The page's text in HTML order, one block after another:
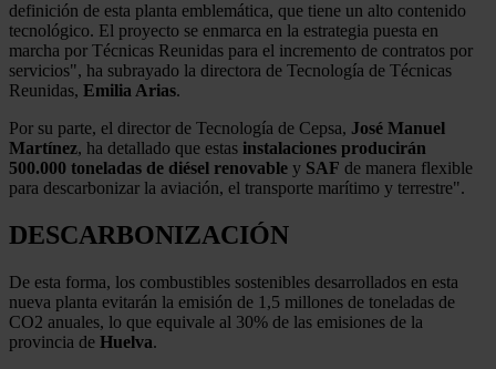
definición de esta planta emblemática, que tiene un alto contenido
tecnológico. El proyecto se enmarca en la estrategia puesta en
marcha por Técnicas Reunidas para el incremento de contratos por
servicios", ha subrayado la directora de Tecnología de Técnicas
Reunidas, Emilia Arias.
Por su parte, el director de Tecnología de Cepsa, José Manuel
Martínez, ha detallado que estas instalaciones producirán
500.000 toneladas de diésel renovable y SAF de manera flexible
para descarbonizar la aviación, el transporte marítimo y terrestre".
DESCARBONIZACIÓN
De esta forma, los combustibles sostenibles desarrollados en esta
nueva planta evitarán la emisión de 1,5 millones de toneladas de
CO2 anuales, lo que equivale al 30% de las emisiones de la
provincia de Huelva.